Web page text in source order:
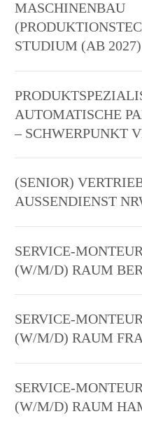
MASCHINENBAU
STUDIUM (AB 2027)
AUTOMATISCHE
– SCHWERPUNKT
(SENIOR)
AUSSENDIENST
SERVICE-
(W/M/D) RAUM
SERVICE-
(W/M/D) RAUM
SERVICE-
(W/M/D) RAUM